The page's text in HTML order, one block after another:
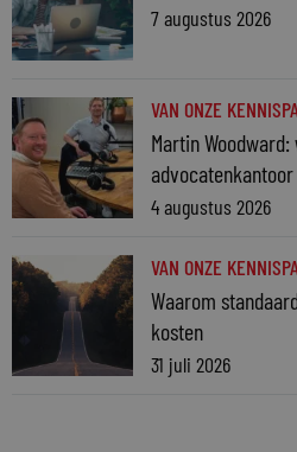
7 augustus 2026
VAN ONZE
Martin
4 augustus 2026
VAN ONZE
Waarom
kosten
31 juli 2026